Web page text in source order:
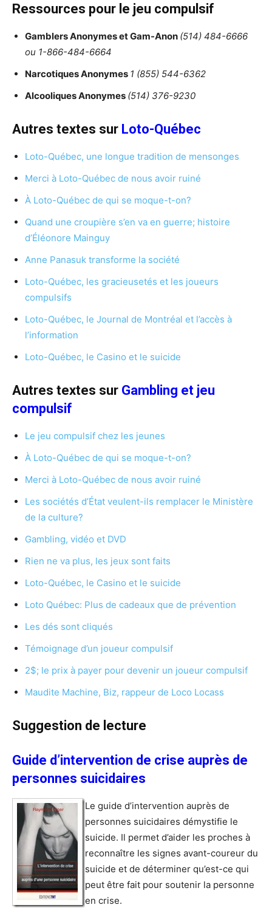
Ressources pour le jeu compulsif
Gamblers Anonymes et Gam-Anon (514) 484-6666
ou 1-866-484-6664
Narcotiques Anonymes 1 (855) 544-6362
Alcooliques Anonymes (514) 376-9230
Autres textes sur Loto-Québec
Loto-Québec, une longue tradition de mensonges
Merci à Loto-Québec de nous avoir ruiné
À Loto-Québec de qui se moque-t-on?
Quand une croupière s’en va en guerre; histoire
d’Éléonore Mainguy
Anne Panasuk transforme la société
Loto-Québec, les gracieusetés et les joueurs
compulsifs
Loto-Québec, le Journal de Montréal et l’accès à
l’information
Loto-Québec, le Casino et le suicide
Autres textes sur Gambling et jeu
compulsif
Le jeu compulsif chez les jeunes
À Loto-Québec de qui se moque-t-on?
Merci à Loto-Québec de nous avoir ruiné
Les sociétés d’État veulent-ils remplacer le Ministère
de la culture?
Gambling, vidéo et DVD
Rien ne va plus, les jeux sont faits
Loto-Québec, le Casino et le suicide
Loto Québec: Plus de cadeaux que de prévention
Les dés sont cliqués
Témoignage d’un joueur compulsif
2$; le prix à payer pour devenir un joueur compulsif
Maudite Machine, Biz, rappeur de Loco Locass
Suggestion de lecture
Guide d’intervention de crise auprès de
personnes suicidaires
Le guide d’intervention auprès de
personnes suicidaires démystifie le
suicide. Il permet d’aider les proches à
reconnaître les signes avant-coureur du
suicide et de déterminer qu’est-ce qui
peut être fait pour soutenir la personne
en crise.